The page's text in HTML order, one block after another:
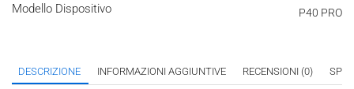
Modello Dispositivo P40 PRO
DESCRIZIONE INFORMAZIONI AGGIUNTIVE RECENSIONI (0)